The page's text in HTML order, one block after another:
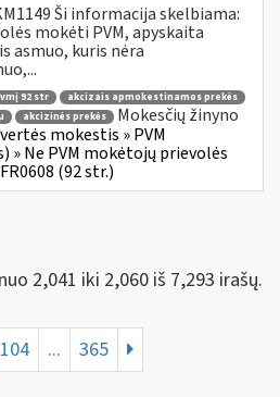
Ši informacija skelbiama:
mokėti PVM, apyskaita
asmuo, kuris nėra
92 str
akcizais apmokestinamos prekės
akcizinės prekės
Mokesčių žinyno
mokestis » PVM
» Ne PVM mokėtojų prievolės
(92 str.)
2,041 iki 2,060 iš 7,293 irašų.
104 ... 365